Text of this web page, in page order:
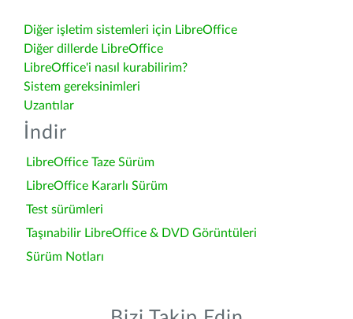
Diğer işletim sistemleri için LibreOffice
Diğer dillerde LibreOffice
LibreOffice'i nasıl kurabilirim?
Sistem gereksinimleri
Uzantılar
İndir
LibreOffice Taze Sürüm
LibreOffice Kararlı Sürüm
Test sürümleri
Taşınabilir LibreOffice & DVD Görüntüleri
Sürüm Notları